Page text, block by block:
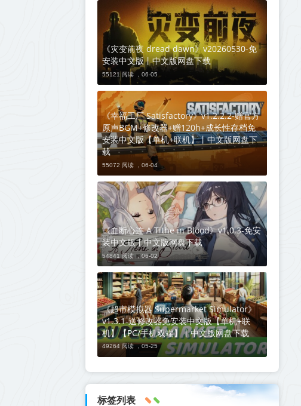
《灾变前夜 dread dawn》v20260530-免
安装中文版丨中文版网盘下载
55121 阅读 ， 06-05
《幸福工厂 Satisfactory》v1.2.2.2-赠官方
原声BGM+修改器+赠120h+成长性存档免
安装中文版【单机+联机】丨中文版网盘下
载
55072 阅读 ， 06-04
《血断心连 A Tithe in Blood》v1.0.3-免安
装中文版丨中文版网盘下载
54841 阅读 ，06-02
《超市模拟器 Supermarket Simulator》
v1.3.1-送修改器免安装中文版【单机+联
机】【PC/手机双端】丨中文版网盘下载
49264 阅读 ，05-25
标签列表